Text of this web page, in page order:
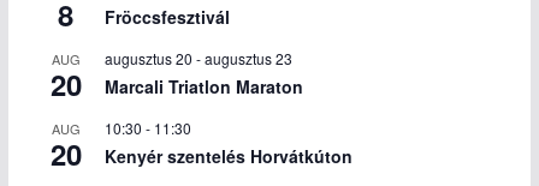
8 Fröccsfesztivál
AUG
20
augusztus 20 -augusztus 23
Marcali Triatlon Maraton
AUG
20
10:30 - 11:30
Kenyér szentelés Horvátkúton